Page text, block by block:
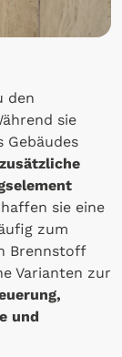
den
sie
zusätzliche
sie eine
zum
Brennstoff
Varianten zur
und